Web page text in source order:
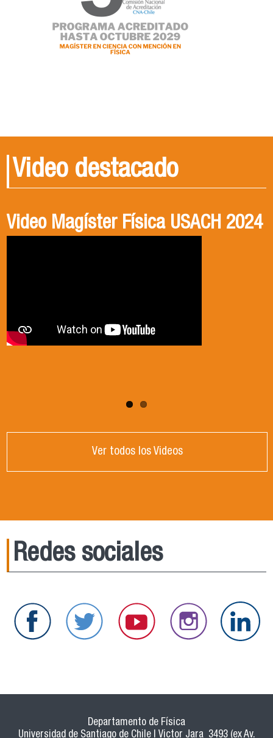
Video destacado
Video Magíster Física USACH 2024
Video Doctorado Física USACH
Ver todos los Videos
Redes sociales
Departamento de Física
Universidad de Santiago de Chile | Victor Jara 3493 (ex Av.